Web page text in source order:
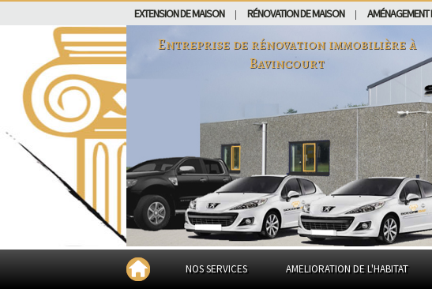
EXTENSION DE MAISON RÉNOVATION DE MAISON
Entreprise de rénovation immobilière à
Bavincourt
NOS SERVICES AMELIORATION DE L'HABITAT